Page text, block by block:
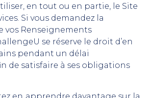
en tout ou en partie, le Site
Si vous demandez la
vos Renseignements
se réserve le droit d’en
pendant un délai
de satisfaire à ses obligations
en apprendre davantage sur la